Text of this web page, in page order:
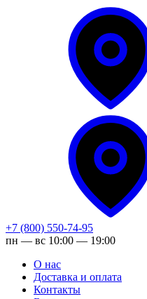
+7 (800) 550-74-95
пн — вс 10:00 — 19:00
О нас
Доставка и оплата
Контакты